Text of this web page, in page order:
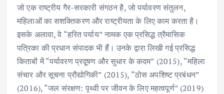
जो एक राष्ट्रीय गैर-सरकारी संगठन है, जो पर्यावरण संतुलन,
महिलाओं का सशक्तिकरण और राष्ट्रीयता के लिए काम करता है।
इसके अलावा, वे “हरित पर्याय” नामक एक प्रसिद्ध त्रैमासिक
पत्रिका की प्रधान संपादक भी हैं। उनके द्वारा लिखी गई प्रसिद्ध
किताबों में “पर्यावरण प्रदूषण और सुधार के कदम” (2015), “महिला
संचार और सूचना प्रौद्योगिकी” (2015), “ठोस अपशिष्ट प्रबंधन”
(2016), “जल संरक्षण: पृथ्वी पर जीवन के लिए महत्वपूर्ण” (2019)